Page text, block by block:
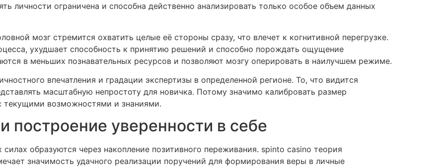
личности ограничена и способна действенно анализировать только особое объем данных
мозг стремится охватить целые её стороны сразу, что влечет к когнитивной перегрузке.
ухудшает способность к принятию решений и способно порождать ощущение
в меньших познавательных ресурсов и позволяют мозгу оперировать в наилучшем режиме.
впечатления и градации экспертизы в определенной регионе. То, что видится
масштабную непростоту для новичка. Потому значимо калибровать размер
текущими возможностями и знаниями.
уверенности в себе
образуются через накопление позитивного переживания. spinto casino теория
значимость удачного реализации поручений для формирования веры в личные